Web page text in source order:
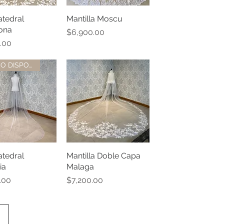
rápida Vista rápida
Mantilla Moscu
Precio
$6,900.00
rápida
ULTIMO DISPONIBLE
Vista rápida
Mantilla Doble Capa
Malaga
Precio
$7,200.00